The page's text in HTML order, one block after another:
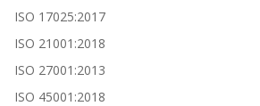
ISO 17025:2017
ISO 21001:2018
ISO 27001:2013
ISO 45001:2018